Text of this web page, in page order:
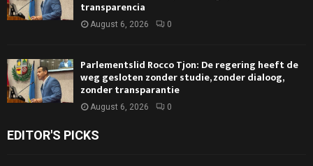
transparencia
August 6, 2026 0
Parlementslid Rocco Tjon: De regering heeft de
weg gesloten zonder studie, zonder dialoog,
zonder transparantie
August 6, 2026 0
EDITOR'S PICKS